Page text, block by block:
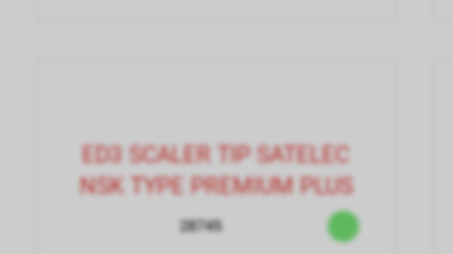
ED3 SCALER TIP SATELEC
NSK TYPE PREMIUM PLUS
28745